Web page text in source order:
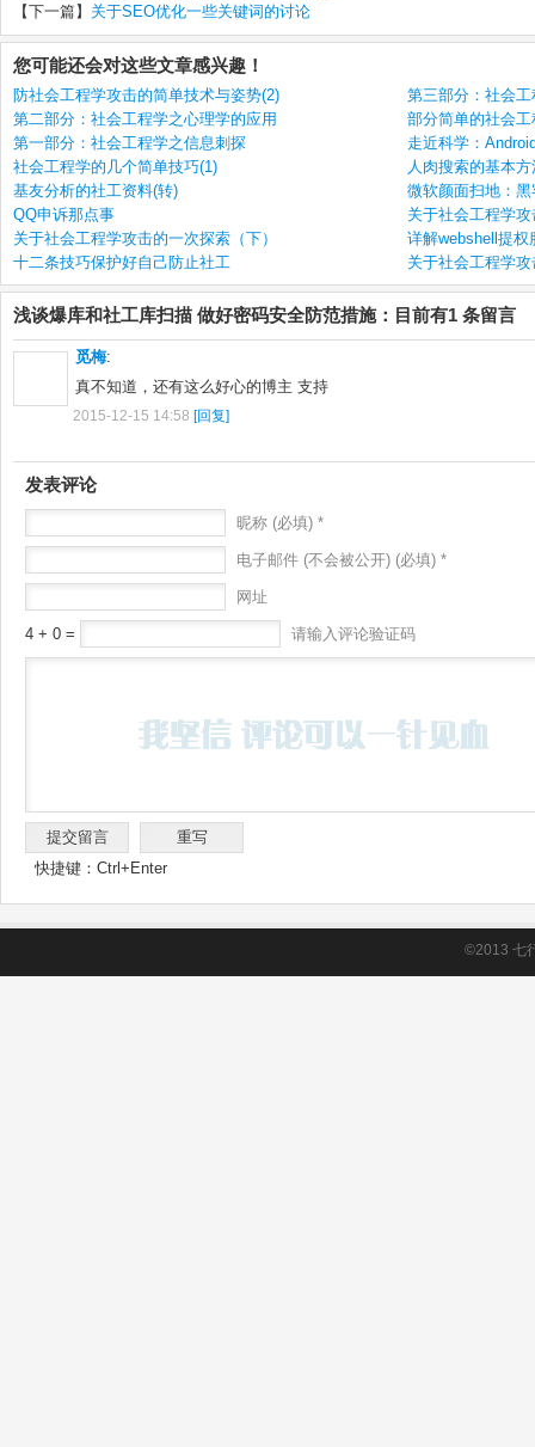
【下一篇】 关于SEO优化一些关键词的讨论
您可能还会对这些文章感兴趣！
防社会工程学攻击的简单技术与姿势(2)
第三部分：社会
第二部分：社会工程学之心理学的应用
部分简单的社会
第一部分：社会工程学之信息刺探
走近科学：
社会工程学的几个简单技巧(1)
人肉搜索的基本
基友分析的社工资料(转)
微软颜面扫地：
QQ申诉那点事
关于社会工程学
关于社会工程学攻击的一次探索（下）
详解webshell提权
十二条技巧保护好自己防止社工
关于社会工程学
浅谈爆库和社工库扫描 做好密码安全防范措施：目前有1 条留言
觅梅:
真不知道，还有这么好心的博主 支持
2015-12-15 14:58 [回复]
发表评论
昵称 (必填) *
电子邮件 (不会被公开) (必填) *
网址
4 + 0 = 请输入评论验证码
快捷键：Ctrl+Enter
©2013 七